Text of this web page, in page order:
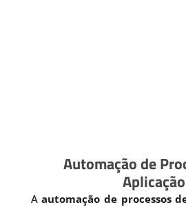
Automação de
Aplicação
Aautomação de processos